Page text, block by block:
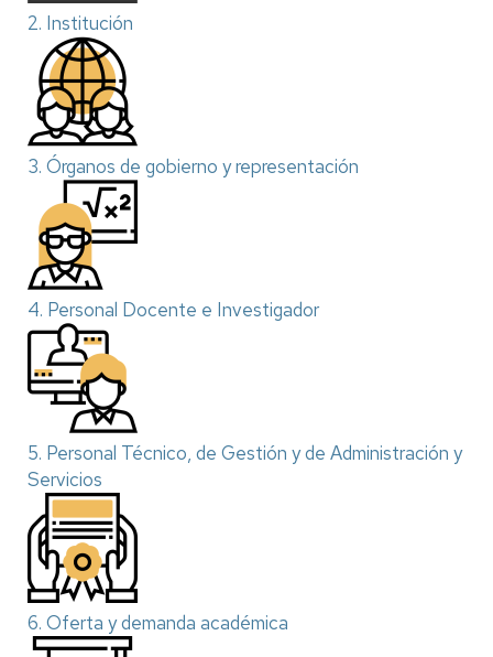
2. Institución
3. Órganos de gobierno y representación
4. Personal Docente e Investigador
5. Personal Técnico, de Gestión y de Administración y
Servicios
6. Oferta y demanda académica